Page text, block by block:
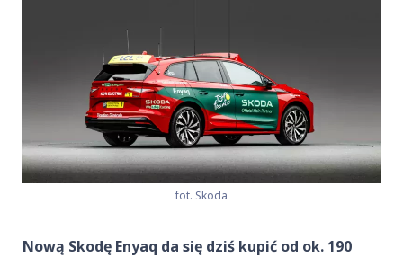
fot. Skoda
Nową Skodę Enyaq da się dziś kupić od ok. 190